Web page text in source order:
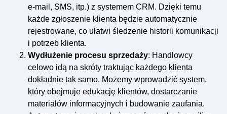
e-mail, SMS, itp.) z systemem CRM. Dzięki temu
każde zgłoszenie klienta będzie automatycznie
rejestrowane, co ułatwi śledzenie historii komunikacji
i potrzeb klienta.
Wydłużenie procesu sprzedaży: Handlowcy
celowo idą na skróty traktując każdego klienta
dokładnie tak samo. Możemy wprowadzić system,
który obejmuje edukację klientów, dostarczanie
materiałów informacyjnych i budowanie zaufania.